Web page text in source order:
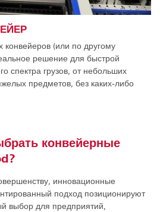
(или по другому
решение для быстрой
спектра грузов, от небольших
предметов, без каких-либо
конвейерные
инновационные
подход позиционируют
выбор для предприятий,